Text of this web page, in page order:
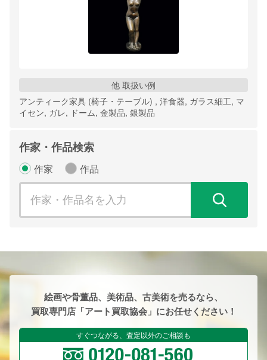
他 取扱い例
アンティーク家具 (椅子・テーブル) , 洋食器, ガラス細工, マ
イセン, ガレ, ドーム, 金製品, 銀製品
作家・作品検索
作家 作品
絵画や骨董品、美術品、古美術を売るなら、
買取専門店「アート買取協会」にお任せください！
すぐつながる、査定以外のご相談も